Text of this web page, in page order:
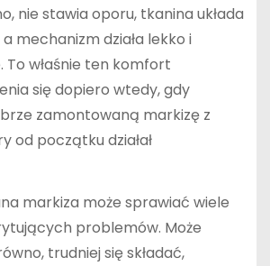
nie stawia oporu, tkanina układa
mechanizm działa lekko i
To właśnie ten komfort
się dopiero wtedy, gdy
zamontowaną markizę z
od początku działał
markiza może sprawiać wiele
problemów. Może
trudniej się składać,